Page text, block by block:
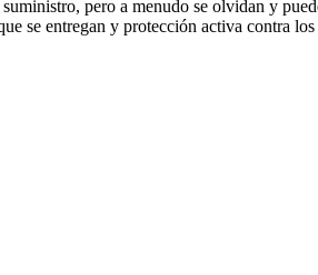
pero a menudo se olvidan y
se entregan y protección activa contra los